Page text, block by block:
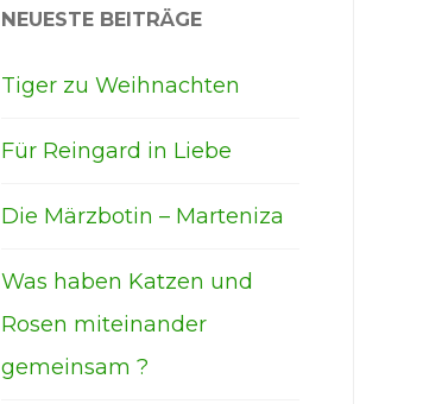
NEUESTE BEITRÄGE
Tiger zu Weihnachten
Für Reingard in Liebe
Die Märzbotin – Marteniza
Was haben Katzen und
Rosen miteinander
gemeinsam ?